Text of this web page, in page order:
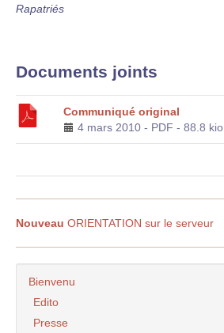
Rapatriés
Documents joints
Communiqué original
4 mars 2010 - PDF - 88.8 kio
Nouveau ORIENTATION sur le serveur
Bienvenu
Edito
Presse